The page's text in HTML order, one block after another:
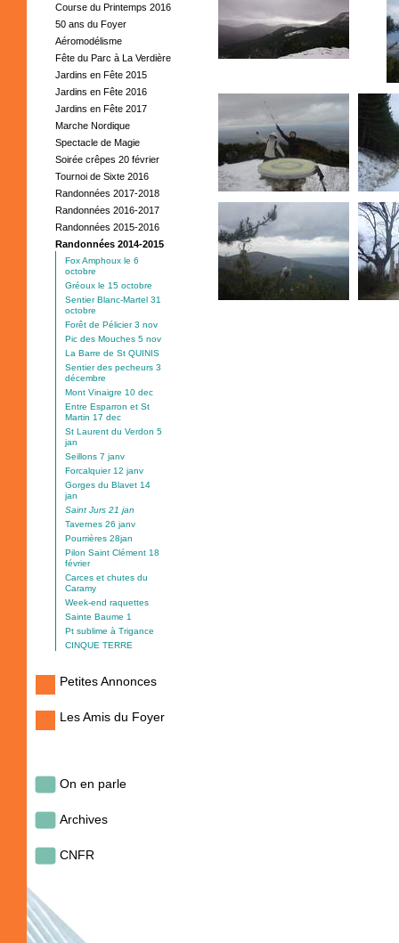
Course du Printemps 2016
50 ans du Foyer
Aéromodélisme
Fête du Parc à La Verdière
Jardins en Fête 2015
Jardins en Fête 2016
Jardins en Fête 2017
Marche Nordique
Spectacle de Magie
Soirée crêpes 20 février
Tournoi de Sixte 2016
Randonnées 2017-2018
Randonnées 2016-2017
Randonnées 2015-2016
Randonnées 2014-2015
Fox Amphoux le 6
octobre
Gréoux le 15 octobre
Sentier Blanc-Martel 31
octobre
Forêt de Pélicier 3 nov
Pic des Mouches 5 nov
La Barre de St QUINIS
Sentier des pecheurs 3
décembre
Mont Vinaigre 10 dec
Entre Esparron et St
Martin 17 dec
St Laurent du Verdon 5
jan
Seillons 7 janv
Forcalquier 12 janv
Gorges du Blavet 14
jan
Saint Jurs 21 jan
Tavernes 26 janv
Pourrières 28jan
Pilon Saint Clément 18
février
Carces et chutes du
Caramy
Week-end raquettes
Sainte Baume 1
Pt sublime à Trigance
CINQUE TERRE
Petites Annonces
Les Amis du Foyer
On en parle
Archives
CNFR